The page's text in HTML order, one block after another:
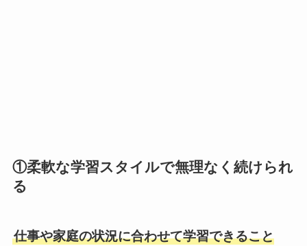
①柔軟な学習スタイルで無理なく続けられ
る
仕事や家庭の状況に合わせて学習できること